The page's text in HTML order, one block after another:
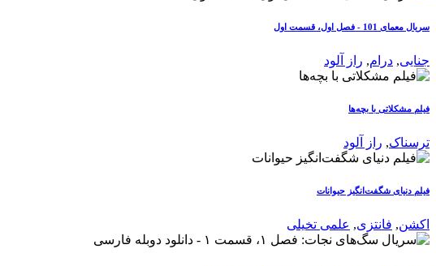
سریال معمای 101 - فصل اول، قسمت اول
جنایی, درام, راز آلود
فیلم مشکلاتی با بچه‌ها
ترسناک, راز آلود
فیلم دنیای شگفت‌انگیز حیوانات
اکشن, فانتزی, علمی تخیلی